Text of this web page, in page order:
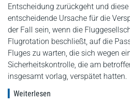
Entscheidung zurückgeht und
entscheidende Ursache für die
der Fall sein, wenn die
Flugrotation beschließt, auf die
Fluges zu warten, die sich wegen
Sicherheitskontrolle, die am
insgesamt vorlag, verspätet hatten.
Weiterlesen